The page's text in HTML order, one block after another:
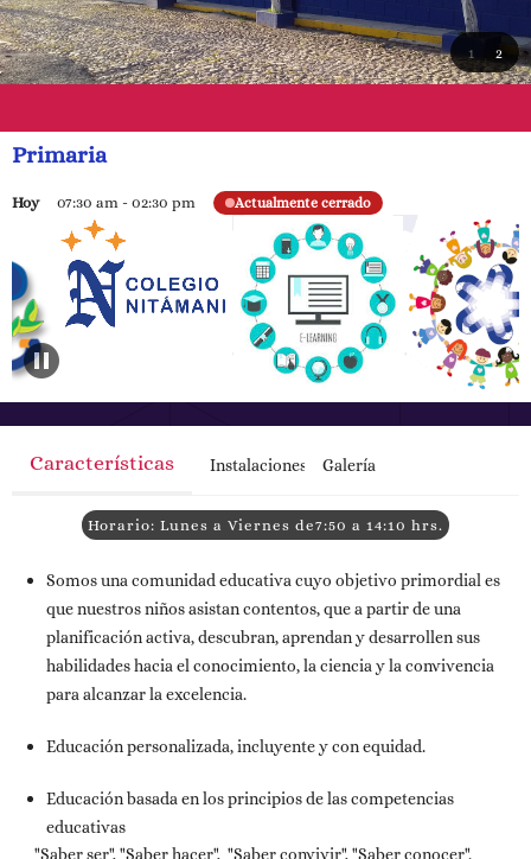
1 2
Primaria
Hoy 07:30 am - 02:30 pm Actualmente cerrado
Características Instalaciones Galería
Horario: Lunes a Viernes de7:50 a 14:10 hrs.
Somos una comunidad educativa cuyo objetivo primordial es
que nuestros niños asistan contentos, que a partir de una
planificación activa, descubran, aprendan y desarrollen sus
habilidades hacia el conocimiento, la ciencia y la convivencia
para alcanzar la excelencia.
Educación personalizada, incluyente y con equidad.
Educación basada en los principios de las competencias
educativas
"Saber ser", "Saber hacer", "Saber convivir", "Saber conocer".